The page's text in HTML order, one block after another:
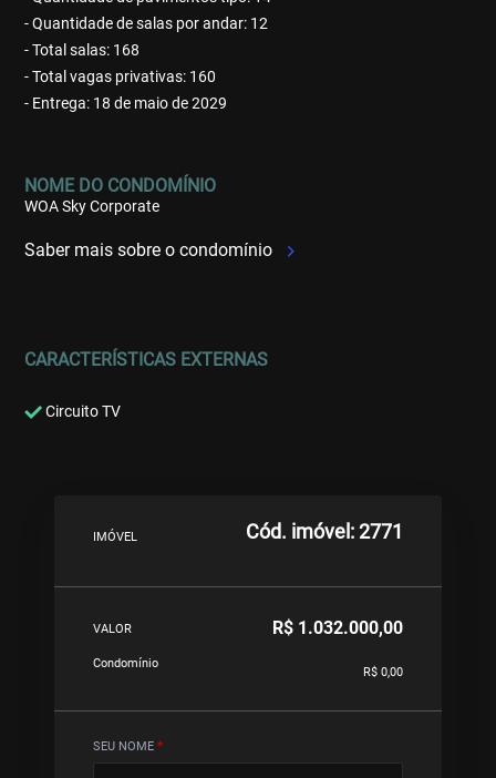
- Quantidade de salas por andar: 12
- Total salas: 168
- Total vagas privativas: 160
- Entrega: 18 de maio de 2029
NOME DO CONDOMÍNIO
WOA Sky Corporate
Saber mais sobre o condomínio
CARACTERÍSTICAS EXTERNAS
Circuito TV
IMÓVEL Cód. imóvel: 2771
VALOR R$ 1.032.000,00
Condomínio
R$ 0,00
SEU NOME *